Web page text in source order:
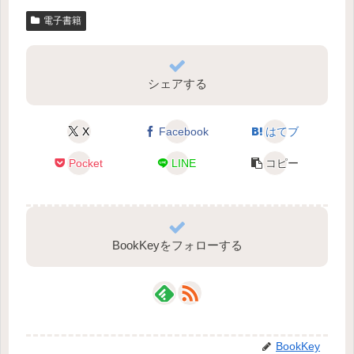
電子書籍
シェアする
X Facebook はてブ
Pocket LINE コピー
BookKeyをフォローする
BookKey